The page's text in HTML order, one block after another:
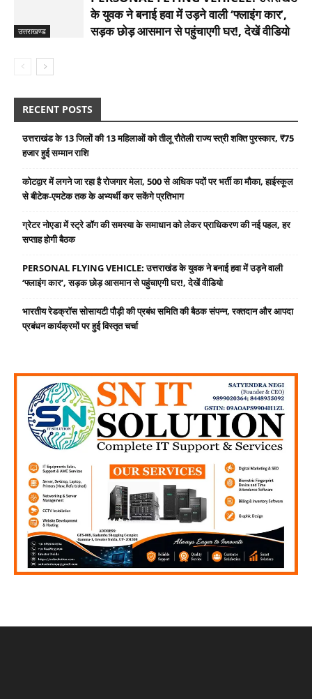
उत्तराखण्ड
के युवक ने बनाई हवा में उड़ने वाली ‘फ्लाइंग कार’,
सड़क छोड़ आसमान से पहुंचाएगी घर!, देखें वीडियो
RECENT POSTS
उत्तराखंड के 13 जिलों की 13 महिलाओं को तीलू रौतेली राज्य स्त्री शक्ति पुरस्कार, ₹75
हजार हुई सम्मान राशि
कोटद्वार में लगने जा रहा है रोजगार मेला, 500 से अधिक पदों पर भर्ती का मौका, हाईस्कूल
से बीटेक-एमटेक तक के अभ्यर्थी कर सकेंगे प्रतिभाग
ग्रेटर नोएडा में स्ट्रे डॉग की समस्या के समाधान को लेकर प्राधिकरण की नई पहल, हर
सप्ताह होगी बैठक
PERSONAL FLYING VEHICLE: उत्तराखंड के युवक ने बनाई हवा में उड़ने वाली
‘फ्लाइंग कार’, सड़क छोड़ आसमान से पहुंचाएगी घर!, देखें वीडियो
भारतीय रेडक्रॉस सोसायटी पौड़ी की प्रबंध समिति की बैठक संपन्न, रक्तदान और आपदा
प्रबंधन कार्यक्रमों पर हुई विस्तृत चर्चा